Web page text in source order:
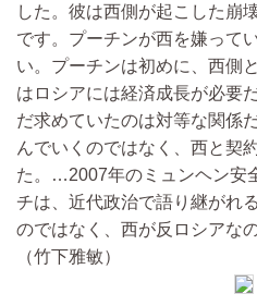
した。彼は西側が起こした崩
です。プーチンが西を嫌って
い。プーチンは初めに、西側
はロシアには経済成長が必要
だ求めていたのは対等な関係
んでいくのではなく、西と契
た。…2007年のミュンヘン安
チは、近代政治で語り継がれ
のではなく、西が反ロシアな
（竹下雅敏）